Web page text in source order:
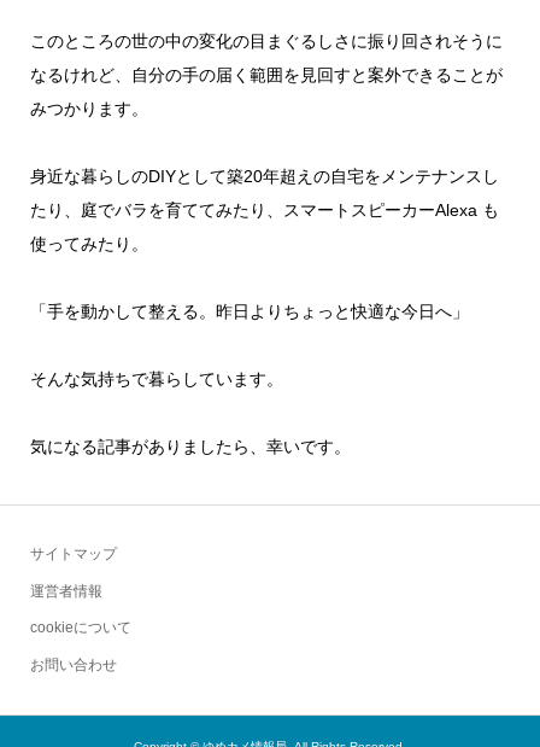
このところの世の中の変化の目まぐるしさに振り回されそうに
なるけれど、自分の手の届く範囲を見回すと案外できることが
みつかります。
身近な暮らしのDIYとして築20年超えの自宅をメンテナンスし
たり、庭でバラを育ててみたり、スマートスピーカーAlexa も
使ってみたり。
「手を動かして整える。昨日よりちょっと快適な今日へ」
そんな気持ちで暮らしています。
気になる記事がありましたら、幸いです。
サイトマップ
運営者情報
cookieについて
お問い合わせ